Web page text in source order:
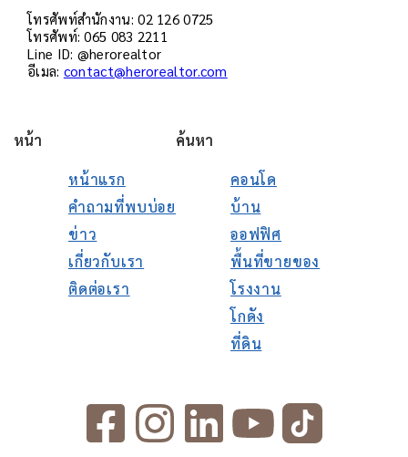
โทรศัพท์สำนักงาน: 02 126 0725
โทรศัพท์: 065 083 2211
Line ID: @herorealtor
อีเมล: contact@herorealtor.com
หน้า
หน้าแรก
คำถามที่พบบ่อย
ข่าว
เกี่ยวกับเรา
ติดต่อเรา
ค้นหา
คอนโด
บ้าน
ออฟฟิศ
พื้นที่ขายของ
โรงงาน
โกดัง
ที่ดิน